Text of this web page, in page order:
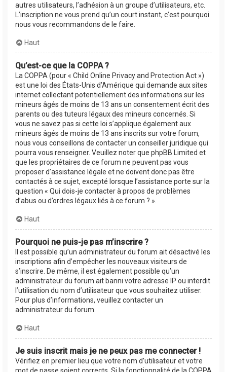
autres utilisateurs, l’adhésion à un groupe d’utilisateurs, etc.
L’inscription ne vous prend qu’un court instant, c’est pourquoi
nous vous recommandons de le faire.
Haut
Qu’est-ce que la COPPA ?
La COPPA (pour « Child Online Privacy and Protection Act »)
est une loi des États-Unis d’Amérique qui demande aux sites
internet collectant potentiellement des informations sur les
mineurs âgés de moins de 13 ans un consentement écrit des
parents ou des tuteurs légaux des mineurs concernés. Si
vous ne savez pas si cette loi s’applique également aux
mineurs âgés de moins de 13 ans inscrits sur votre forum,
nous vous conseillons de contacter un conseiller juridique qui
pourra vous renseigner. Veuillez noter que phpBB Limited et
que les propriétaires de ce forum ne peuvent pas vous
proposer d’assistance légale et ne doivent donc pas être
contactés à ce sujet, excepté lorsque l’assistance porte sur la
question « Qui dois-je contacter à propos de problèmes
d’abus ou d’ordres légaux liés à ce forum ? ».
Haut
Pourquoi ne puis-je pas m’inscrire ?
Il est possible qu’un administrateur du forum ait désactivé les
inscriptions afin d’empêcher les nouveaux visiteurs de
s’inscrire. De même, il est également possible qu’un
administrateur du forum ait banni votre adresse IP ou interdit
l’utilisation du nom d’utilisateur que vous souhaitez utiliser.
Pour plus d’informations, veuillez contacter un
administrateur du forum.
Haut
Je suis inscrit mais je ne peux pas me connecter !
Vérifiez en premier lieu que votre nom d’utilisateur et votre
mot de passe soient corrects. Si la fonctionnalité de la COPPA